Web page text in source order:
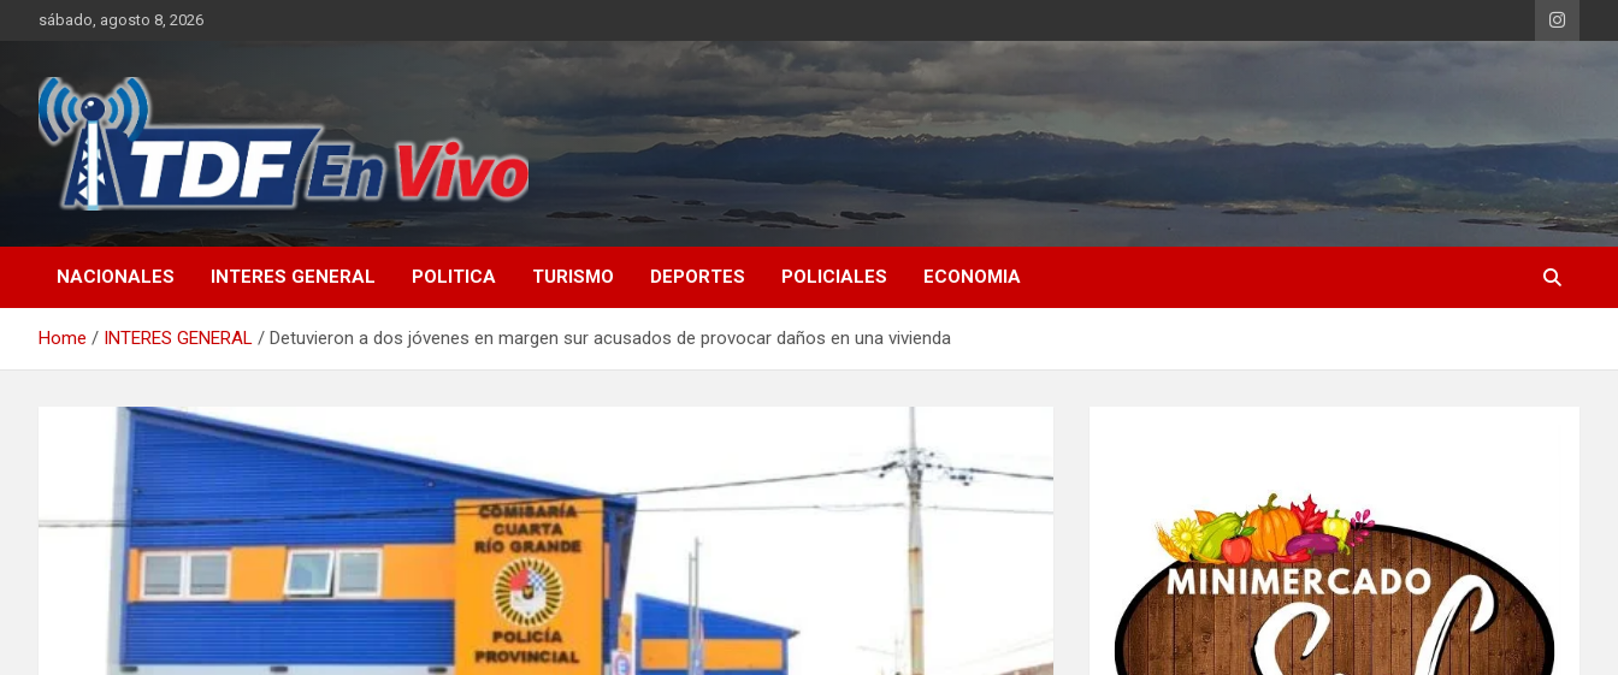
sábado, agosto 8, 2026
NACIONALES INTERES GENERAL POLITICA TURISMO DEPORTES POLICIALES ECONOMIA
Home INTERES GENERAL Detuvieron a dos jóvenes en margen sur acusados de provocar daños en una vivienda